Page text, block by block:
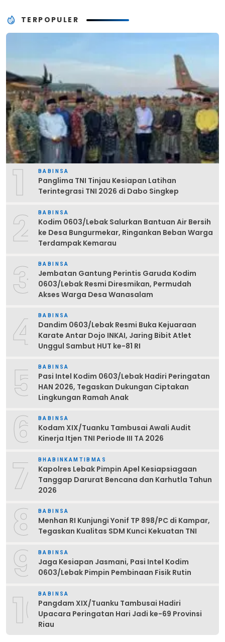
TERPOPULER
1 BABINSA
Panglima TNI Tinjau Kesiapan Latihan
Terintegrasi TNI 2026 di Dabo Singkep
2 BABINSA
Kodim 0603/Lebak Salurkan Bantuan Air Bersih
ke Desa Bungurmekar, Ringankan Beban Warga
Terdampak Kemarau
3 BABINSA
Jembatan Gantung Perintis Garuda Kodim
0603/Lebak Resmi Diresmikan, Permudah
Akses Warga Desa Wanasalam
4 BABINSA
Dandim 0603/Lebak Resmi Buka Kejuaraan
Karate Antar Dojo INKAI, Jaring Bibit Atlet
Unggul Sambut HUT ke-81 RI
5 BABINSA
Pasi Intel Kodim 0603/Lebak Hadiri Peringatan
HAN 2026, Tegaskan Dukungan Ciptakan
Lingkungan Ramah Anak
6 BABINSA
Kodam XIX/Tuanku Tambusai Awali Audit
Kinerja Itjen TNI Periode III TA 2026
7 BHABINKAMTIBMAS
Kapolres Lebak Pimpin Apel Kesiapsiagaan
Tanggap Darurat Bencana dan Karhutla Tahun
2026
8 BABINSA
Menhan RI Kunjungi Yonif TP 898/PC di Kampar,
Tegaskan Kualitas SDM Kunci Kekuatan TNI
9 BABINSA
Jaga Kesiapan Jasmani, Pasi Intel Kodim
0603/Lebak Pimpin Pembinaan Fisik Rutin
10BABINSA
Pangdam XIX/Tuanku Tambusai Hadiri
Upacara Peringatan Hari Jadi ke-69 Provinsi
Riau